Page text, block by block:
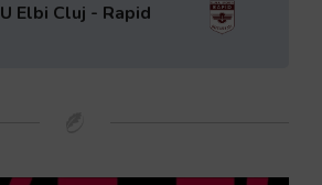
U Elbi Cluj - Rapid